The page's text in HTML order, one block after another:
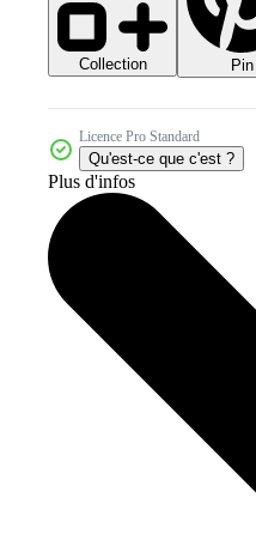
Collection Pin
Licence Pro Standard
Qu'est-ce que c'est ?
Plus d'infos